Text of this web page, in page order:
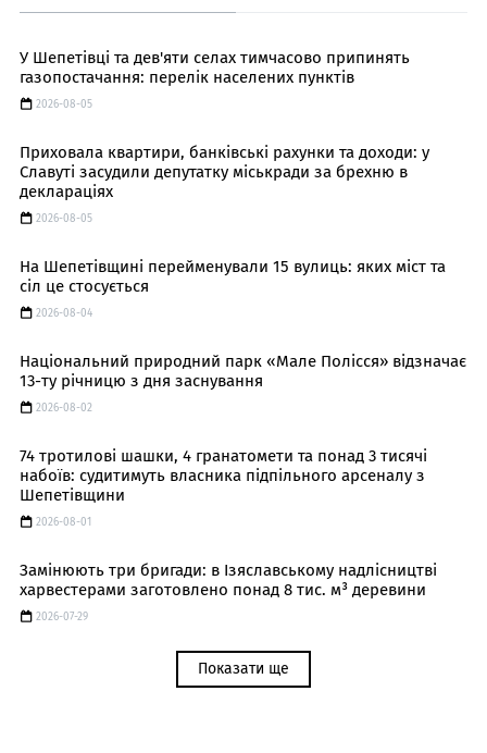
У Шепетівці та дев'яти селах тимчасово припинять
газопостачання: перелік населених пунктів
2026-08-05
Приховала квартири, банківські рахунки та доходи: у
Славуті засудили депутатку міськради за брехню в
деклараціях
2026-08-05
На Шепетівщині перейменували 15 вулиць: яких міст та
сіл це стосується
2026-08-04
Національний природний парк «Мале Полісся» відзначає
13-ту річницю з дня заснування
2026-08-02
74 тротилові шашки, 4 гранатомети та понад 3 тисячі
набоїв: судитимуть власника підпільного арсеналу з
Шепетівщини
2026-08-01
Замінюють три бригади: в Ізяславському надлісництві
харвестерами заготовлено понад 8 тис. м³ деревини
2026-07-29
Показати ще